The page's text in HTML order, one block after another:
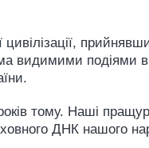
видимими подіями в
тому. Наші
ДНК нашого